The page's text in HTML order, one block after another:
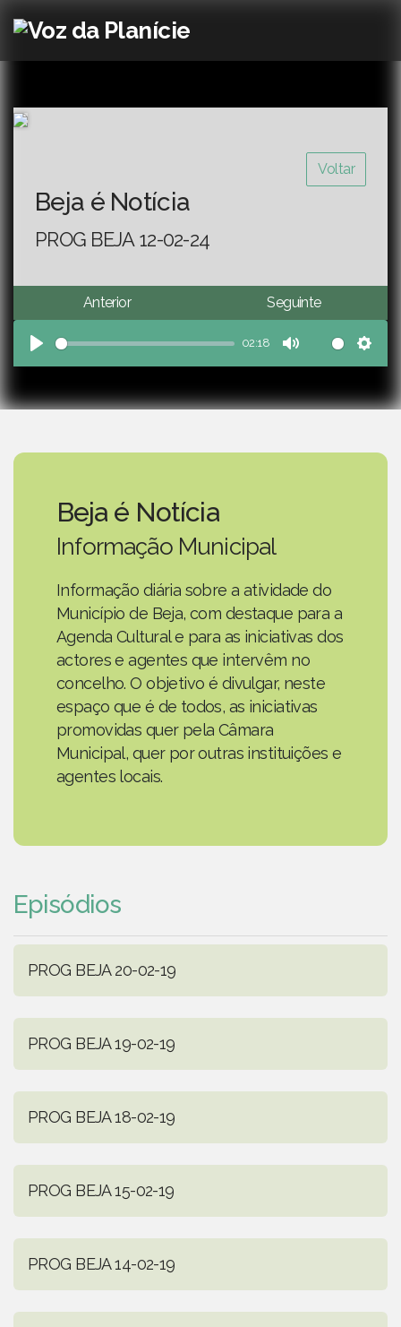
Voltar
Beja é Notícia
PROG BEJA 12-02-24
Anterior Seguinte
Play
02:18
Mute
Beja é Notícia
Informação Municipal
Informação diária sobre a atividade do
Município de Beja, com destaque para a
Agenda Cultural e para as iniciativas dos
actores e agentes que intervêm no
concelho. O objetivo é divulgar, neste
espaço que é de todos, as iniciativas
promovidas quer pela Câmara
Municipal, quer por outras instituições e
agentes locais.
Episódios
PROG BEJA 20-02-19
PROG BEJA 19-02-19
PROG BEJA 18-02-19
PROG BEJA 15-02-19
PROG BEJA 14-02-19